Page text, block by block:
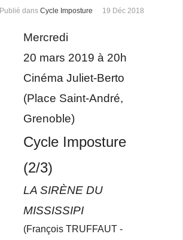
Publié dans Cycle Imposture 19 Déc 2018
Mercredi
20 mars 2019 à 20h
Cinéma Juliet-Berto
(Place Saint-André,
Grenoble)
Cycle Imposture
(2/3)
LA SIRÈNE DU
MISSISSIPI
(François TRUFFAUT -